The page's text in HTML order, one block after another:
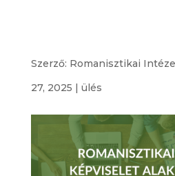
Szerző: Romanisztikai
27, 2025 | ülés